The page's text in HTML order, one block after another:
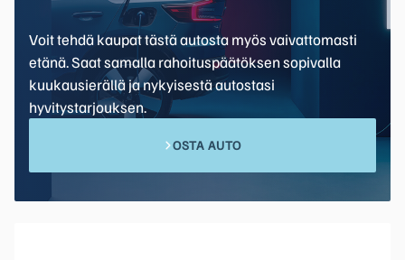
Voit tehdä kaupat tästä autosta myös vaivattomasti
etänä. Saat samalla rahoituspäätöksen sopivalla
kuukausierällä ja nykyisestä autostasi
hyvitystarjouksen.
OSTA AUTO